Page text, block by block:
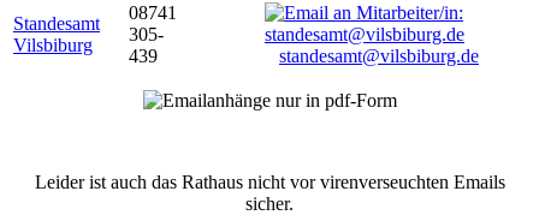
Standesamt
Vilsbiburg
08741
305-
439
standesamt@vilsbiburg.de
Leider ist auch das Rathaus nicht vor virenverseuchten Emails
sicher.